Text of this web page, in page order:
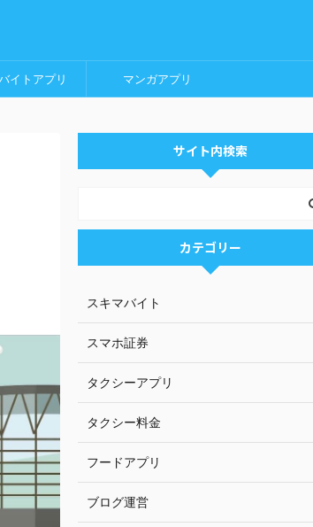
イトアプリ マンガアプリ
サイト内検索
カテゴリー
スキマバイト
スマホ証券
タクシーアプリ
タクシー料金
フードアプリ
ブログ運営